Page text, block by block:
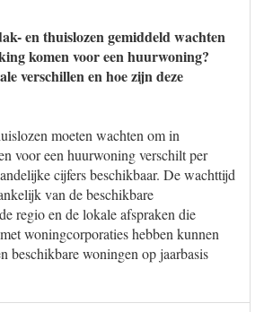
en thuislozen gemiddeld wachten
komen voor een huurwoning?
verschillen en hoe zijn deze
moeten wachten om in
voor een huurwoning verschilt per
cijfers beschikbaar. De wachttijd
van de beschikbare
regio en de lokale afspraken die
woningcorporaties hebben kunnen
beschikbare woningen op jaarbasis